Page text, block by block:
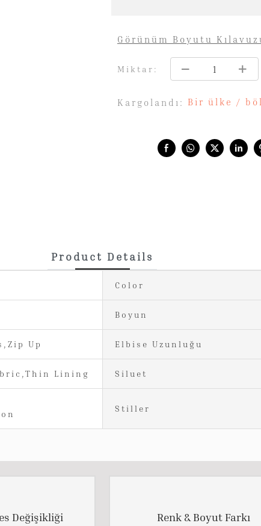
Miktar:
Kargolandı: Bir ülke /
Görünüm Boyutu
Product Details
Color
Boyun
Up Elbise Uzunluğu
Lining Siluet
Stiller
Değişikliği
Renk & Boyut Farkı